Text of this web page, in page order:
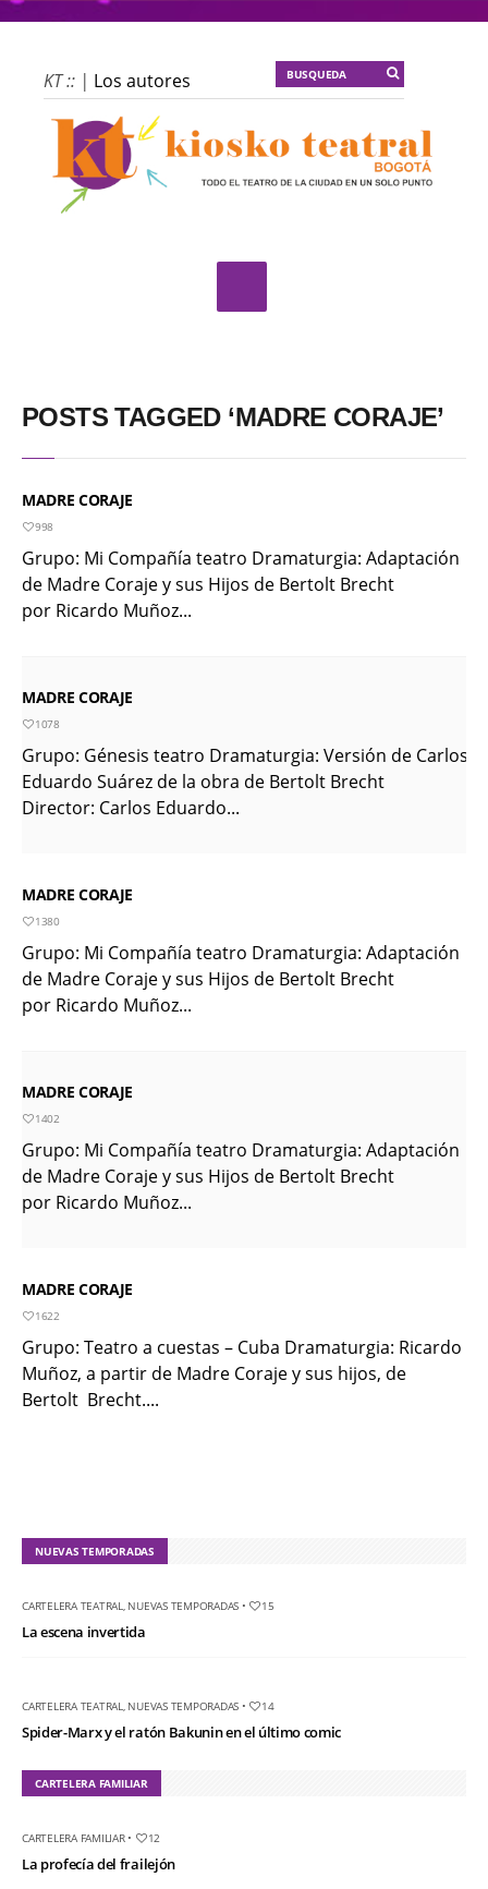
KT :: | Los autores
materiales
KT :: |Dulce tentación
KT :: |La escena
invertida
frailejón
último comic
KT :: |
¿Actuar lo
contemporáneo?
de 2026
KT :: |
Torneo de
dramaturgia / 16 de
agosto de 2026
Teatro Rosa
POSTS TAGGED ‘MADRE CORAJE’
MADRE CORAJE
998
Grupo: Mi Compañía teatro Dramaturgia: Adaptación
de Madre Coraje y sus Hijos de Bertolt Brecht
por Ricardo Muñoz...
MADRE CORAJE
1078
Grupo: Génesis teatro Dramaturgia: Versión de Carlos
Eduardo Suárez de la obra de Bertolt Brecht
Director: Carlos Eduardo...
MADRE CORAJE
1380
Grupo: Mi Compañía teatro Dramaturgia: Adaptación
de Madre Coraje y sus Hijos de Bertolt Brecht
por Ricardo Muñoz...
MADRE CORAJE
1402
Grupo: Mi Compañía teatro Dramaturgia: Adaptación
de Madre Coraje y sus Hijos de Bertolt Brecht
por Ricardo Muñoz...
MADRE CORAJE
1622
Grupo: Teatro a cuestas – Cuba Dramaturgia: Ricardo
Muñoz, a partir de Madre Coraje y sus hijos, de
Bertolt Brecht....
NUEVAS TEMPORADAS
CARTELERA TEATRAL, NUEVAS TEMPORADAS • 15
La escena invertida
CARTELERA TEATRAL, NUEVAS TEMPORADAS • 14
Spider-Marx y el ratón Bakunin en el último comic
CARTELERA FAMILIAR
CARTELERA FAMILIAR• 12
La profecía del frailejón